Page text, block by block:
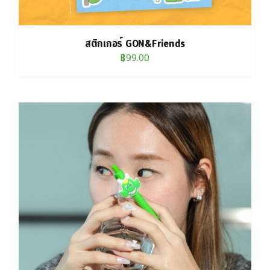
สติกเกอร์ GON&Friends
฿99.00